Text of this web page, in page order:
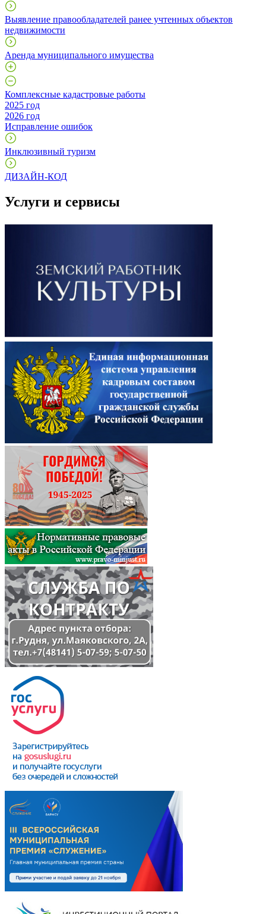
Выявление правообладателей ранее учтенных объектов
недвижимости
Аренда муниципального имущества
Комплексные кадастровые работы
2025 год
2026 год
Исправление ошибок
Инклюзивный туризм
ДИЗАЙН-КОД
Услуги и сервисы